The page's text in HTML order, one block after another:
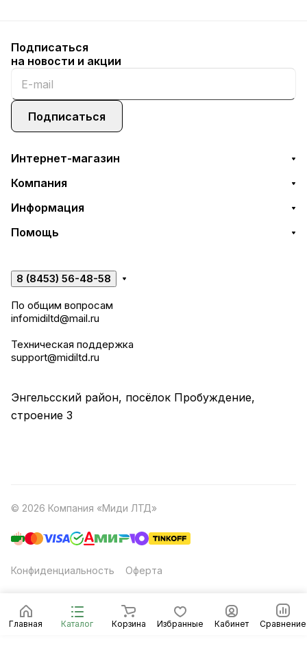
Главная Каталог Корзина Избранные Кабинет Сравнение
Подписаться
на новости и акции
Подписаться
Интернет-магазин
Компания
Информация
Помощь
8 (8453) 56-48-58
По общим вопросам
infomidiltd@mail.ru
Техническая поддержка
support@midiltd.ru
Энгельсский район, посёлок Пробуждение,
строение 3
© 2026 Компания «Миди ЛТД»
Конфиденциальность Оферта